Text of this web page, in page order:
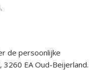
de persoonlijke
EA Oud-Beijerland.